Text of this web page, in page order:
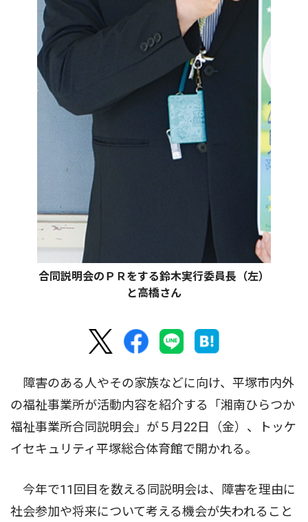
合同説明会のＰＲをする鈴木実行委員長（左）
と高橋さん
障害のある人やその家族などに向け、平塚市内外
の福祉事業所が活動内容を紹介する「湘南ひらつか
福祉事業所合同説明会」が５月22日（金）、トッケ
イセキュリティ平塚総合体育館で開かれる。
今年で11回目を数える同説明会は、障害を理由に
社会参加や将来について考える機会が失われること